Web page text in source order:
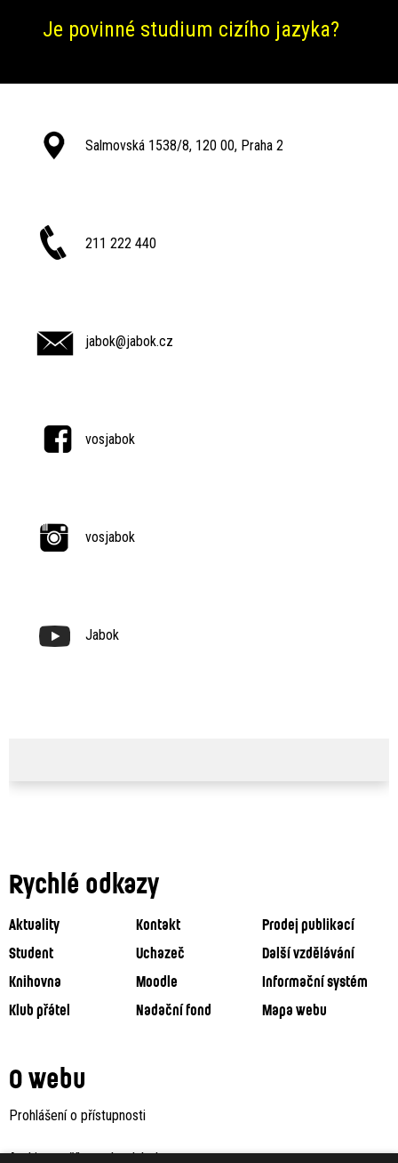
Je povinné studium cizího jazyka?
Salmovská 1538/8, 120 00, Praha 2
211 222 440
jabok@jabok.cz
vosjabok
vosjabok
Jabok
Rychlé odkazy
Aktuality Kontakt
Prodej publikací
Student
Uchazeč
Další vzdělávání
Knihovna
Moodle
Informační systém
Klub přátel
Nadační fond Mapa webu
O webu
Prohlášení o přístupnosti
Archiv staršího webu Jaboku